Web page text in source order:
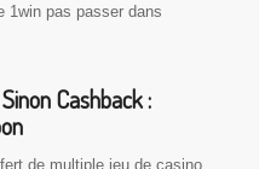
1win pas passer dans
Cashback :
de multiple jeu de casino